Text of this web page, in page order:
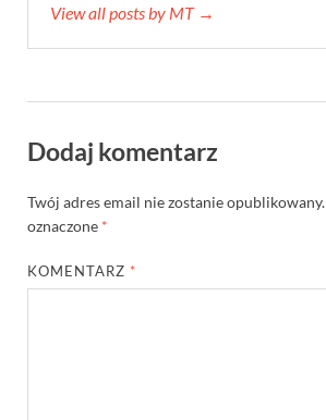
View all posts by MT →
Dodaj komentarz
Twój adres email nie zostanie opublikowany.
oznaczone *
KOMENTARZ *